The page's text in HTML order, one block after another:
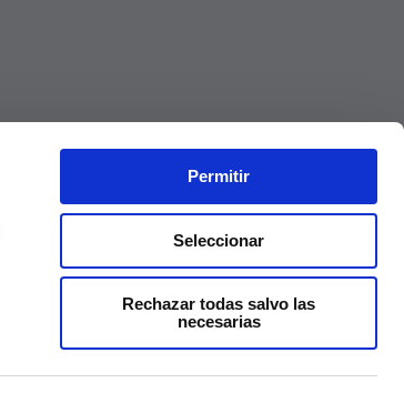
Permitir
Seleccionar
Rechazar todas salvo las
necesarias